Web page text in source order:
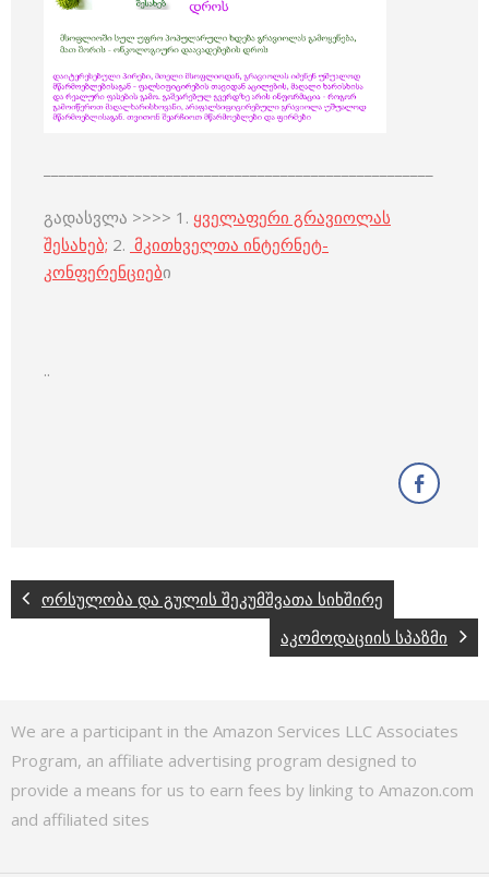
გადასვლა >>>> 1. ყველაფერი გრავიოლას
შესახებ; 2. მკითხველთა ინტერნეტ-
კონფერენციები
..
ორსულობა და გულის შეკუმშვათა სიხშირე
აკომოდაციის სპაზმი
We are a participant in the Amazon Services LLC Associates
Program, an affiliate advertising program designed to
provide a means for us to earn fees by linking to Amazon.com
and affiliated sites